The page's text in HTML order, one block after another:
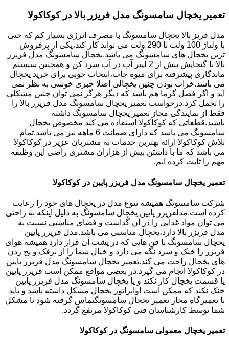
تعمیر یخچال سامسونگ مدل فریزر بالا در کوکاکولا
مدل فریز بالا یخچال سامسونگ با مصرف انرژی بسیار کم که حتی
با ولتاژ 100 ولت تا 290 ولت می تواند کار کند،یکی از پرفروش
ترین یخچال های سامسونگ می باشد.یخچال سامسونگ مدل فریزر
بالا با گنجایش بیش از 2 لیتر آب در آب سرد کن و همچنین سیستم
ماندگاری پیشرفته برای میوه جات،انتخاب خوبی برای خرید یخچال
می باشد.خراب بودن چنین یخچالی اصلا خبری خوشی به نظر نمی
آید و اگر فصل گرما هم باشد که دیگر هرگز نمی توان چنین مشکلی
را تحمل کرد.درخواست تعمیر یخچال سامسونگ مدل فریزر بالا را
فقط از نمایندگی مجاز تعمیر یخچال سامسونگ داشته
باشید.قطعاتی که کوکاکولا استفاده می کند مخصوص یخچال
سامسونگ می باشد که دارای ضمانت 6 ماهه نیز می باشد.تمام
تلاش کوکاکولا ارائه بهترین خدمات به مشتریان عزیز در کوکاکولا
می باشد که ما با داشتن بیش از هزاران مشتری راضی این وظیفه
مهم را ثابت کرده ایم.
تعمیر یخچال سامسونگ مدل فریزر پایین در کوکاکولا
شرکت سامسونگ همیشه تنوع مدل در یخچال های خود را رعایت
کرده است.مدلفریزر پایین یخچال سامسونگ به دلیل اینکه به راحتی
می توان مواد غذایی را در آن گذاشت و فضای مناسبی نسبت به
مدل فریزر بالا دارد،یخچال مناسبی می باشد.مدل فریزر پایین
یخچال سامسونگ با فن هایی که در پشت آن قرار دارد همیشه هوای
فریزر را خنک و سرد نگه می دارد و خیال شما را از برفک و یخ زدن
های یخچال راحت می کند.تعمیر یخچال سامسونگ مدل فریزر پایین
در کوکاکولا انجام می گیرد.در بعضی مواقع ممکن است فریزر پایین
یا قسمت یخچال کار نکند و یا یخچال سامسونگ مدل فریزر پایین
خنک نکند که ممکن است اواپراتور یخچال مشکل داشته باشد و باید
با تعمیرگاه مجاز تعمیر یخچال سامسونگتماس گرفته شود تا مشکل
شما توسط کارشناسان فنی کوکاکولا مرتفع گردد.
تعمیر یخچال معمولی سامسونگ در کوکاکولا